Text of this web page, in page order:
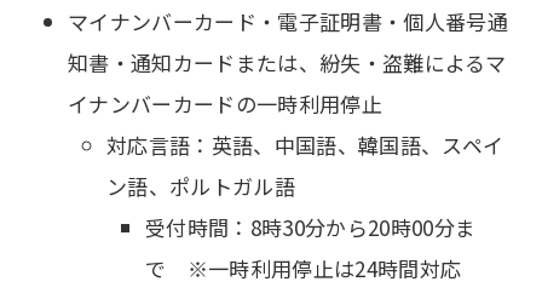
マイナンバーカード・電子証明書・個人番号通
知書・通知カードまたは、紛失・盗難によるマ
イナンバーカードの一時利用停止
対応言語：英語、中国語、韓国語、スペイ
ン語、ポルトガル語
受付時間：8時30分から20時00分ま
で ※一時利用停止は24時間対応